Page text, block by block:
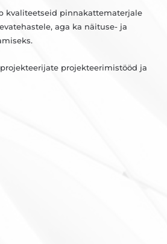
kvaliteetseid pinnakattematerjale
aga ka näituse- ja
projekteerimistööd ja